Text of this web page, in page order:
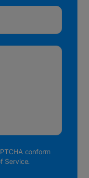
conform
Service.